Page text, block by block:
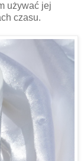
używać jej
czasu.